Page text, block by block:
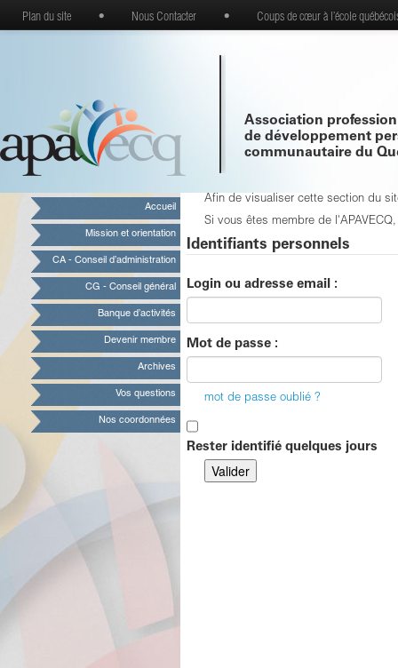
Plan du site • Nous Contacter • Coups de cœur à l’école
Association
de développement
communautaire du
Accueil
Mission et orientation
CA - Conseil d’administration
CG - Conseil général
Banque d’activités
Devenir membre
Archives
Vos questions
Nos coordonnées
Afin de visualiser cette section du
Si vous êtes membre de
Identifiants personnels
Login ou adresse email :
Mot de passe :
mot de passe oublié ?
Rester identifié quelques jours